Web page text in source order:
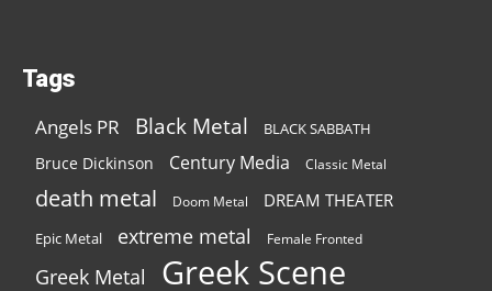
Tags
Angels PR Black Metal BLACK SABBATH
Bruce Dickinson Century Media Classic Metal
death metal Doom Metal DREAM THEATER
Epic Metal extreme metal Female Fronted
Greek Metal Greek Scene